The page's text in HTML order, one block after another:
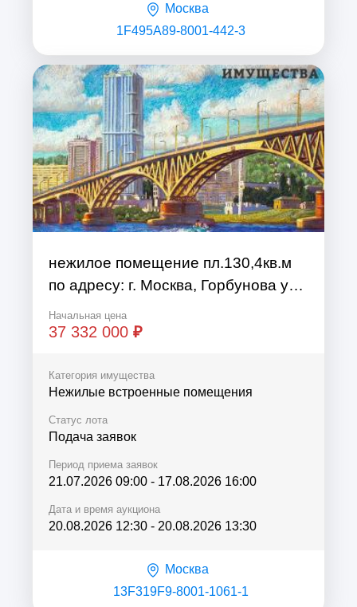
Москва
1F495A89-8001-442-3
нежилое помещение пл.130,4кв.м
по адресу: г. Москва, Горбунова ул.,
д. 2А, к/н 77:07:0004009:2347
Начальная цена
37 332 000 ₽
Категория имущества
Нежилые встроенные помещения
Статус лота
Подача заявок
Период приема заявок
21.07.2026 09:00 - 17.08.2026 16:00
Дата и время аукциона
20.08.2026 12:30 - 20.08.2026 13:30
Москва
13F319F9-8001-1061-1